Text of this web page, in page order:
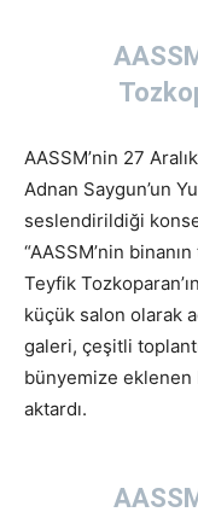
AASSM’nin 27
Adnan Saygun’un
seslendirildiği
“AASSM’nin
Teyfik
küçük salon olarak
galeri, çeşitli
bünyemize eklenen
aktardı.